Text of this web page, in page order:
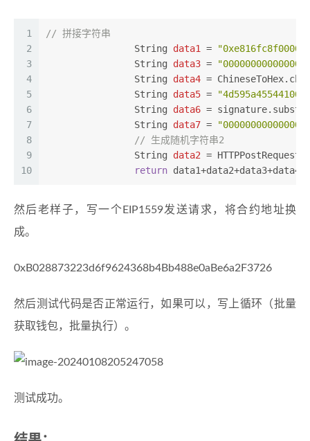
1
2
3
4
5
6
7
8
9
10
// 拼接字符串
String
data1 =
String
data3 =
String
data4 =
String
data5 =
String
data6 =
String
data7 =
// 生成随机字符串2
String
data2 =
return
然后老样子，写一个EIP1559发送请求，将合约地址换
成。
0xB028873223d6f9624368b4Bb488e0aBe6a2F3726
然后测试代码是否正常运行，如果可以，写上循环（批量
获取钱包，批量执行）。
测试成功。